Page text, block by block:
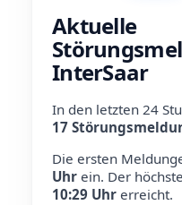
Aktuelle
InterSaar
In den letzten 24
17
Die ersten
Uhr ein. Der
10:29 Uhr erreicht.